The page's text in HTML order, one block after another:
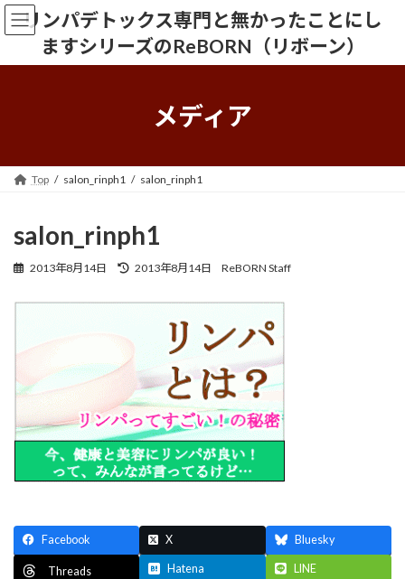
コ
ン
ン
プ
ナ
ビ
ー
動
リンパデトックス専門と無かったことにし
ますシリーズのReBORN（リボーン）
メディア
Top salon_rinph1 salon_rinph1
salon_rinph1
2013年8月14日
最
更
2013年8月14日 ReBORN Staff
Facebook X Bluesky
Threads Hatena LINE